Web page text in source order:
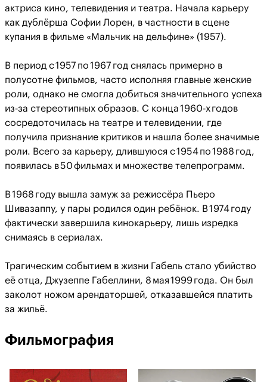
актриса кино, телевидения и театра. Начала карьеру
как дублёрша Софии Лорен, в частности в сцене
купания в фильме «Мальчик на дельфине» (1957).
В период с 1957 по 1967 год снялась примерно в
полусотне фильмов, часто исполняя главные женские
роли, однако не смогла добиться значительного успеха
из‑за стереотипных образов. С конца 1960‑х годов
сосредоточилась на театре и телевидении, где
получила признание критиков и нашла более значимые
роли. Всего за карьеру, длившуюся с 1954 по 1988 год,
появилась в 50 фильмах и множестве телепрограмм.
В 1968 году вышла замуж за режиссёра Пьеро
Шивазаппу, у пары родился один ребёнок. В 1974 году
фактически завершила кинокарьеру, лишь изредка
снимаясь в сериалах.
Трагическим событием в жизни Габель стало убийство
её отца, Джузеппе Габеллини, 8 мая 1999 года. Он был
заколот ножом арендаторшей, отказавшейся платить
за жильё.
Фильмография